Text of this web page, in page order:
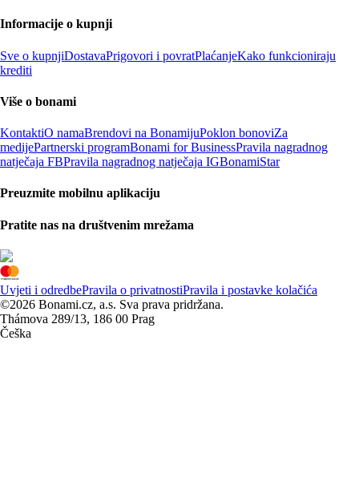
Informacije o kupnji
Sve o kupnjiDostavaPrigovori i povratPlaćanjeKako funkcioniraju
krediti
Više o bonami
KontaktiO namaBrendovi na BonamijuPoklon bonoviZa
medijePartnerski programBonami for BusinessPravila nagradnog
natječaja FBPravila nagradnog natječaja IGBonamiStar
Preuzmite mobilnu aplikaciju
Pratite nas na društvenim mrežama
Uvjeti i odredbePravila o privatnostiPravila i postavke kolačića
©2026 Bonami.cz, a.s. Sva prava pridržana.
Thámova 289/13, 186 00 Prag
Češka